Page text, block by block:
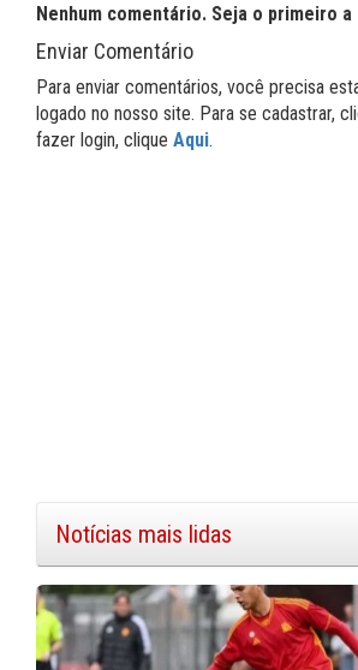
Nenhum comentário. Seja o primeiro
Enviar Comentário
Para enviar comentários, você precisa
logado no nosso site. Para se cadastrar,
fazer login, clique Aqui.
Notícias mais lidas